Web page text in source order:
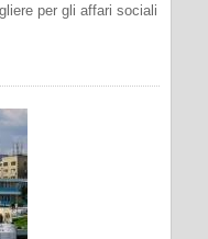
per gli affari sociali